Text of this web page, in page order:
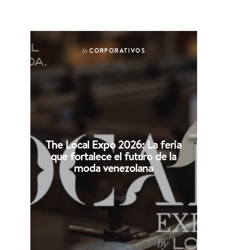
In CORPORATIVOS
The Local Expo 2026: La feria
que fortalece el futuro de la
moda venezolana